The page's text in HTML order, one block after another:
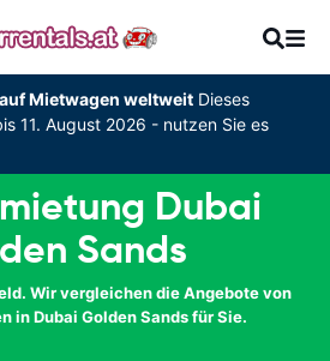
Mietwagen weltweitDieses
11. August 2026 - nutzen Sie es
Dubai
Sands
Wir vergleichen die Angebote von
in Dubai Golden Sands für Sie.